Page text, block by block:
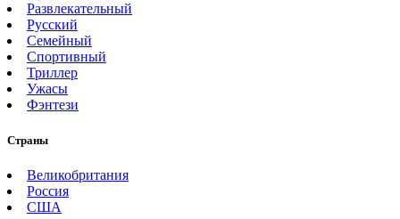
Развлекательный
Русский
Семейный
Спортивный
Триллер
Ужасы
Фэнтези
Страны
Великобритания
Россия
США